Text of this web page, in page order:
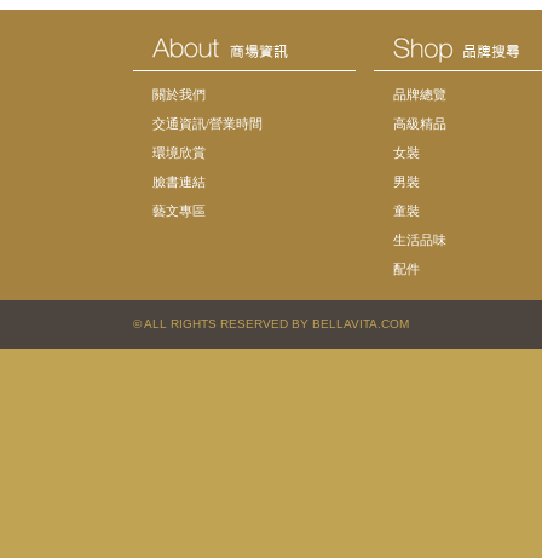
關於我們
交通資訊/營業時間
環境欣賞
臉書連結
藝文專區
品牌總覽
高級精品
女裝
男裝
童裝
生活品味
配件
© ALL RIGHTS RESERVED BY BELLAVITA.COM